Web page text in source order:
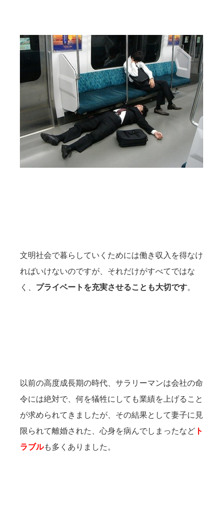
文明社会で暮らしていくためには働き収入を得なけ
ればいけないのですが、それだけがすべてではな
く、 プライベートを充実させることも大切です。
以前の高度成長期の時代、サラリーマンは会社の命
令には絶対で、何を犠牲にしても業績を上げること
が求められてきましたが、その結果として妻子に見
限られて離婚された、心身を病んでしまったなど ト
ラブルも多くありました。